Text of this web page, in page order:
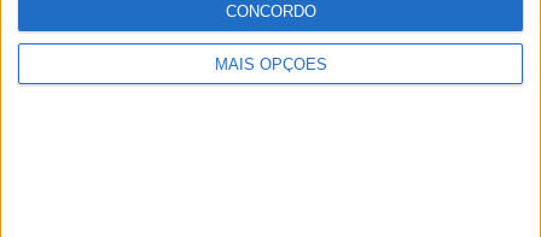
MAIS OPÇÕES
CONCORDO
Termos e condições
Como anunciar